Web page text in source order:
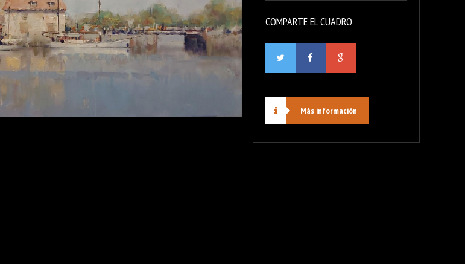
COMPARTE EL CUADRO
Más información